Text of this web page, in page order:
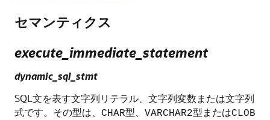
セマンティクス
execute_immediate_statement
dynamic_sql_stmt
SQL文を表す文字列リテラル、文字列変数または文字列
式です。その型は、
CHAR型、 VARCHAR2型またはCLOB